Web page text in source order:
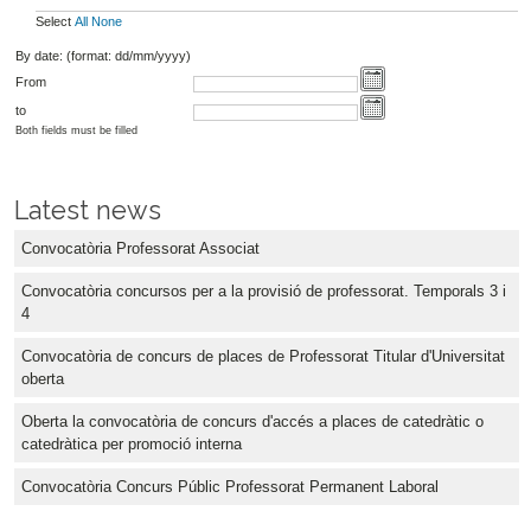
Select All None
By date: (format: dd/mm/yyyy)
From
to
Both fields must be filled
Latest news
Convocatòria Professorat Associat
Convocatòria concursos per a la provisió de professorat. Temporals 3 i
4
Convocatòria de concurs de places de Professorat Titular d'Universitat
oberta
Oberta la convocatòria de concurs d'accés a places de catedràtic o
catedràtica per promoció interna
Convocatòria Concurs Públic Professorat Permanent Laboral